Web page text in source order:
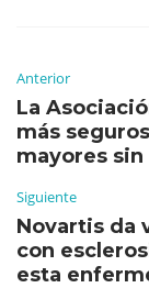
Anterior
La
más
mayores
Siguiente
Novartis da
con
esta